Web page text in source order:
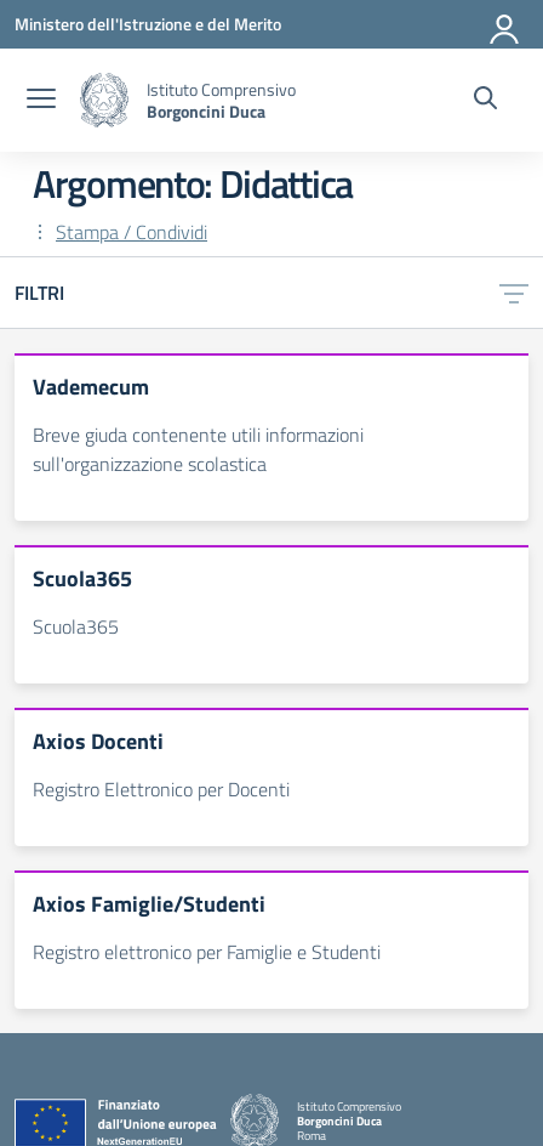
Vai ai contenuti
Vai al menu di navigazione
Vai al footer
Ministero dell'Istruzione e del Merito
Istituto Comprensivo
Borgoncini Duca
Argomento: Didattica
Stampa / Condividi
FILTRI
Vademecum
Breve giuda contenente utili informazioni
sull'organizzazione scolastica
Scuola365
Scuola365
Axios Docenti
Registro Elettronico per Docenti
Axios Famiglie/Studenti
Registro elettronico per Famiglie e Studenti
Istituto Comprensivo
Borgoncini Duca
Roma